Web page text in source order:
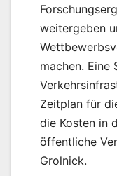
weitergeben
machen. Eine
Zeitplan für
die Kosten in
öffentliche
Grolnick.